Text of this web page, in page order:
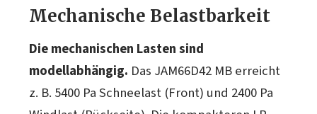
Mechanische Belastbarkeit
Die mechanischen Lasten sind
modellabhängig. Das JAM66D42 MB erreicht
z. B. 5400 Pa Schneelast (Front) und 2400 Pa